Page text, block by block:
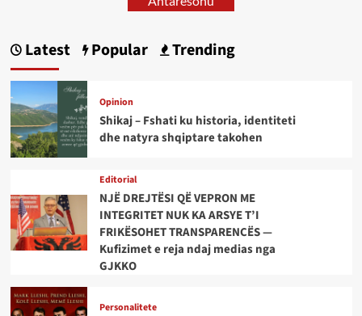
Latest Popular Trending
Opinion
Shikaj – Fshati ku historia, identiteti
dhe natyra shqiptare takohen
Editorial
NJË DREJTËSI QË VEPRON ME
INTEGRITET NUK KA ARSYE T’I
FRIKËSOHET TRANSPARENCËS —
Kufizimet e reja ndaj medias nga
GJKKO
Personalitete